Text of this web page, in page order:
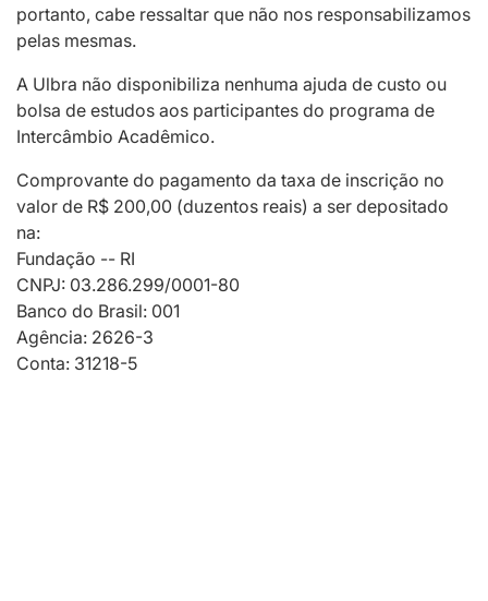
portanto, cabe ressaltar que não nos responsabilizamos
pelas mesmas.
A Ulbra não disponibiliza nenhuma ajuda de custo ou
bolsa de estudos aos participantes do programa de
Intercâmbio Acadêmico.
Comprovante do pagamento da taxa de inscrição no
valor de R$ 200,00 (duzentos reais) a ser depositado
na:
Fundação -- RI
CNPJ: 03.286.299/0001-80
Banco do Brasil: 001
Agência: 2626-3
Conta: 31218-5